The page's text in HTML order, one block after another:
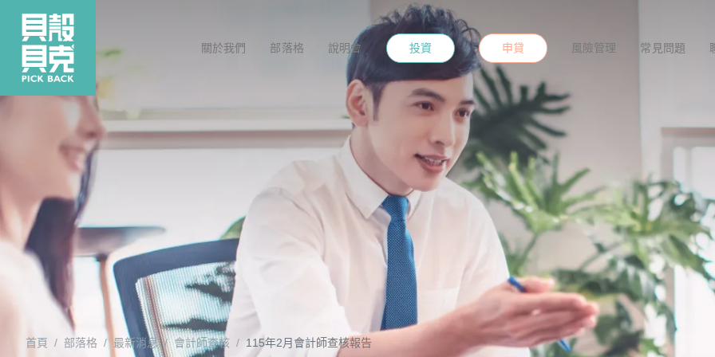
關於我們 部落格 說明會 投資 申貸 風險管理 常見問題
首頁 部落格 最新消息 會計師查核 115年2月會計師查核報告